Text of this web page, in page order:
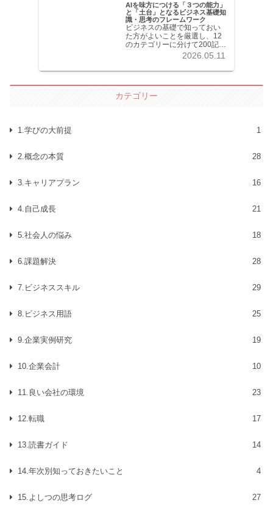
AIを味方につける「３つの能力」
と「土台」となるビジネス基礎知
識・思考のフレームワーク
ビジネスの基礎で知っておい
た方がよいことを厳選し、12
のカテゴリーに分けて200記事
以上を掲載しています。各記
事共分かりやすく解説してい
ます。
2026.05.11
カテゴリー
1.学びの大前提 1
2.概念の本質 28
3.キャリアプラン 16
4.自己成長 21
5.社会人の悩み 18
6.課題解決 28
7.ビジネススキル 29
8.ビジネス用語 25
9.企業実例研究 19
10.企業会計 10
11.良い会社の環境 23
12.転職 17
13.読書ガイド 14
14.年次別知っておきたいこと 4
15.よしつの思考ログ 27